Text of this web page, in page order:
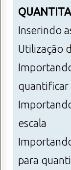
Inserindo
Utilização
quantificar
escala
para